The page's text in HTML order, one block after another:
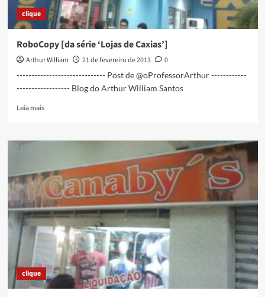
clique
RoboCopy [da série ‘Lojas de Caxias’]
Arthur William 21 de fevereiro de 2013
0
------------------------------ Post de @oProfessorArthur ------------
------------------ Blog do Arthur William Santos
Leia maisRead
RoboCopy
‘Lojas
de
Caxias’]
clique